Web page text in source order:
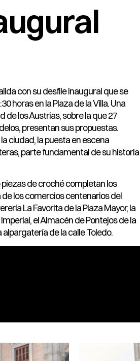
con su desfile inaugural que se
horas en la Plaza de la Villa. Una
de los Austrias, sobre la que 27
presentan sus propuestas.
ciudad, la puesta en escena
parte fundamental de su historia
de croché completan los
los comercios centenarios del
La Favorita de la Plaza Mayor, la
el Almacén de Pontejos de la
de la calle Toledo.